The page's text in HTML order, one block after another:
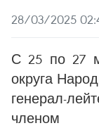
28/03/2025
С 25 по 27
округа
генерал-
членом